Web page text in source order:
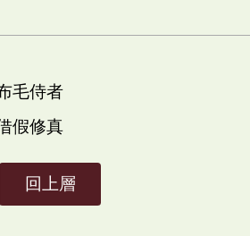
侍者
修真
回上層